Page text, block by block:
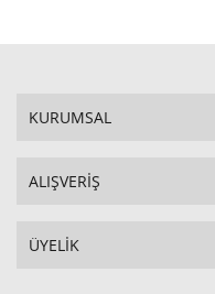
KURUMSAL
ALIŞVERİŞ
ÜYELİK